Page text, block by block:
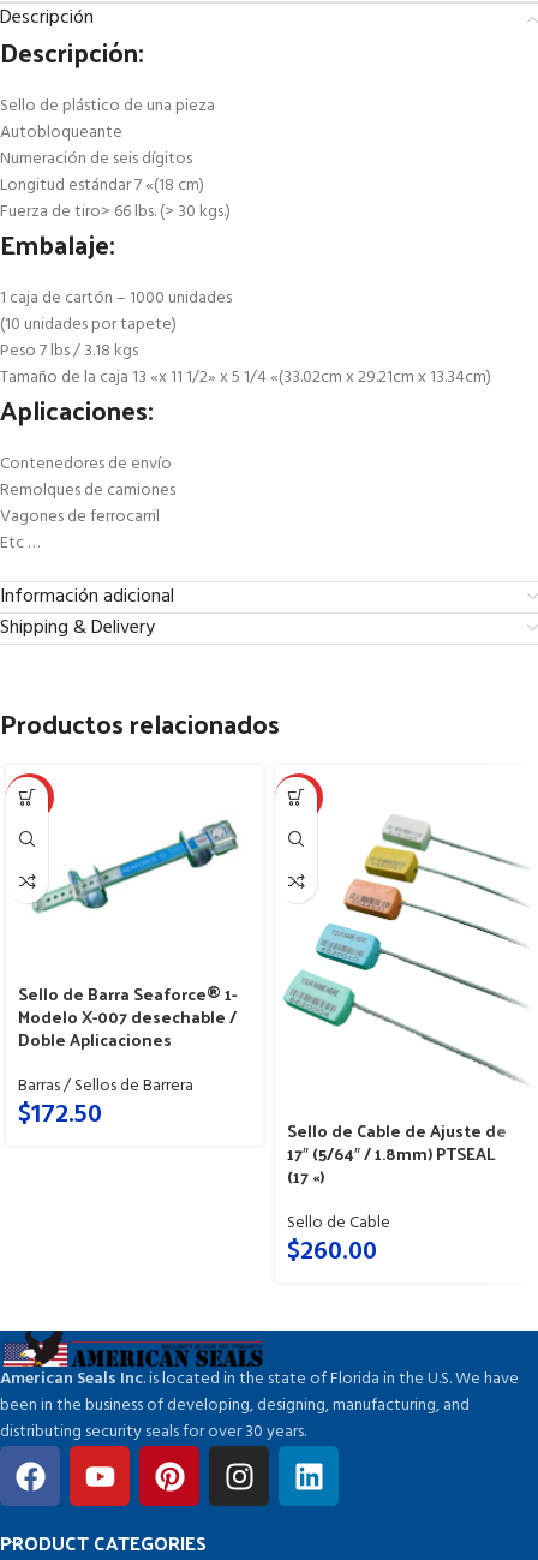
Descripción
Descripción:
Sello de plástico de una pieza
Autobloqueante
Numeración de seis dígitos
Longitud estándar 7 «(18 cm)
Fuerza de tiro> 66 lbs. (> 30 kgs.)
Embalaje:
1 caja de cartón – 1000 unidades
(10 unidades por tapete)
Peso 7 lbs / 3.18 kgs
Tamaño de la caja 13 «x 11 1/2» x 5 1/4 «(33.02cm x 29.21cm x 13.34cm)
Aplicaciones:
Contenedores de envío
Remolques de camiones
Vagones de ferrocarril
Etc …
Información adicional
Shipping & Delivery
Productos relacionados
HOT
Sello de Barra Seaforce® 1-
Modelo X-007 desechable /
Doble Aplicaciones
Barras / Sellos de Barrera
$172.50
HOT
Sello de Cable de Ajuste de
17″ (5/64″ / 1.8mm) PTSEAL
(17 «)
Sello de Cable
$260.00
American Seals Inc. is located in the state of Florida in the U.S. We have
been in the business of developing, designing, manufacturing, and
distributing security seals for over 30 years.
PRODUCT CATEGORIES